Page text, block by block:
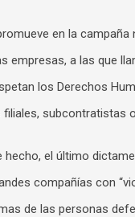
en la
empresas, a las que
los Derechos
subcontratistas o
el último
compañías con
de las personas